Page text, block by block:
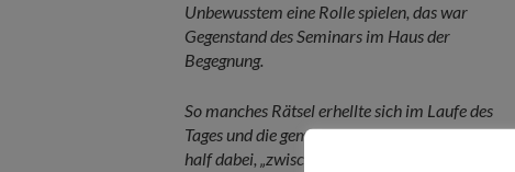
Unbewusstem eine Rolle spielen, das war
Gegenstand des Seminars im Haus der
Begegnung.
So manches Rätsel erhellte sich im Laufe des
Tages und die gemeinsame Auseinandersetzung
half dabei, „zwischenmenschliche“ Probleme